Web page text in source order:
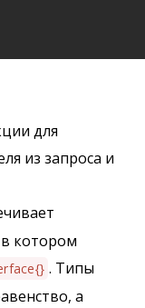
для
из запроса и
котором
. Типы
а